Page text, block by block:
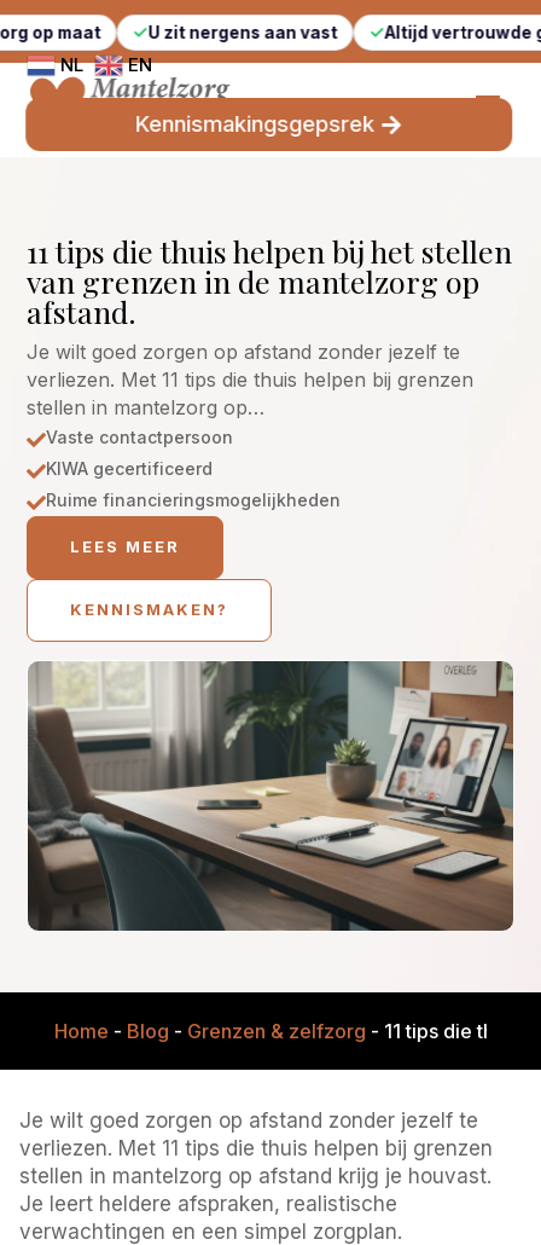
U zit nergens aan vast Altijd vertrouwde gezichten
NL EN
Kennismakingsgepsrek
11 tips die thuis helpen bij het stellen
van grenzen in de mantelzorg op
afstand.
Je wilt goed zorgen op afstand zonder jezelf te
verliezen. Met 11 tips die thuis helpen bij grenzen
stellen in mantelzorg op…
Vaste contactpersoon
KIWA gecertificeerd
Ruime financieringsmogelijkheden
LEES MEER
KENNISMAKEN?
Home - Blog - Grenzen & zelfzorg - 11 tips die thuis
Je wilt goed zorgen op afstand zonder jezelf te
verliezen. Met 11 tips die thuis helpen bij grenzen
stellen in mantelzorg op afstand krijg je houvast.
Je leert heldere afspraken, realistische
verwachtingen en een simpel zorgplan.